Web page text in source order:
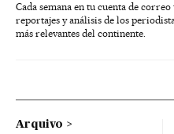
Cada semana en tu cuenta de
reportajes y análisis de los
más relevantes del continente.
Arquivo